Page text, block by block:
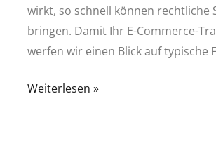
wirkt, so schnell können
bringen. Damit Ihr E-Commerce-
werfen wir einen Blick auf typische
Schnell
Weiterlesen »